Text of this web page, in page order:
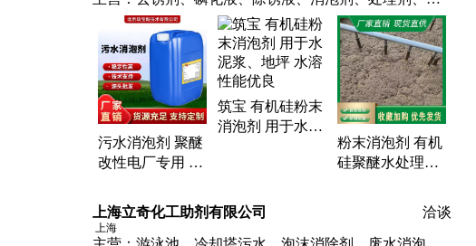
漆剂、退塑剂、絮凝剂、免除油、松动剂、铝合金、引
气剂、消泡粉、抑泡剂、渗透剂、发黑液、凝聚剂、脱
漆水、去漆剂、防水剂、消除剂、氧化皮、超声波、混
凝土、脱脂剂
污水消泡剂 聚醚
改性电厂专用 长
筑宝 有机硅粉末
消泡剂 用于水泥
粉末消泡剂 有机
硅聚醚水处理涂
除抑泡可试样
上海立奇化工助剂有限公司 洽谈
上海